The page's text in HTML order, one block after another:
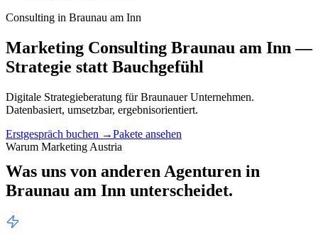
Consulting in Braunau am Inn
Marketing Consulting Braunau am Inn —
Strategie statt Bauchgefühl
Digitale Strategieberatung für Braunauer Unternehmen.
Datenbasiert, umsetzbar, ergebnisorientiert.
Erstgespräch buchen →Pakete ansehen
Warum Marketing Austria
Was uns von anderen Agenturen in
Braunau am Inn unterscheidet.